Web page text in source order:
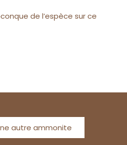
de l’espèce sur ce
autre ammonite